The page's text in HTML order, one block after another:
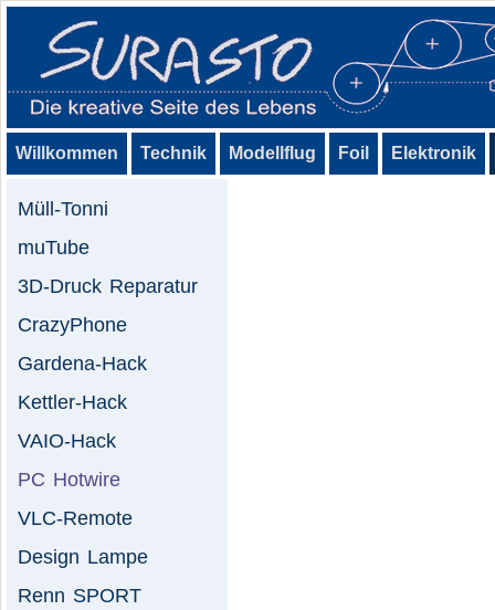
Willkommen Technik Modellflug Foil Elektronik
Müll-Tonni
muTube
3D-Druck Reparatur
CrazyPhone
Gardena-Hack
Kettler-Hack
VAIO-Hack
PC Hotwire
VLC-Remote
Design Lampe
Renn SPORT